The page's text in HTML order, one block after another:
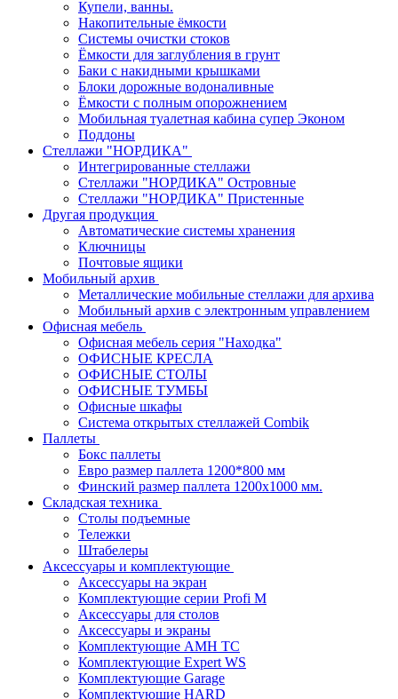
Купели, ванны.
Накопительные ёмкости
Системы очистки стоков
Ёмкости для заглубления в грунт
Баки с накидными крышками
Блоки дорожные водоналивные
Ёмкости с полным опорожнением
Мобильная туалетная кабина супер Эконом
Поддоны
Стеллажи "НОРДИКА"
Интегрированные стеллажи
Стеллажи "НОРДИКА" Островные
Стеллажи "НОРДИКА" Пристенные
Другая продукция
Автоматические системы хранения
Ключницы
Почтовые ящики
Мобильный архив
Металлические мобильные стеллажи для архива
Мобильный архив с электронным управлением
Офисная мебель
Офисная мебель серия "Находка"
ОФИСНЫЕ КРЕСЛА
ОФИСНЫЕ СТОЛЫ
ОФИСНЫЕ ТУМБЫ
Офисные шкафы
Система открытых стеллажей Combik
Паллеты
Бокс паллеты
Евро размер паллета 1200*800 мм
Финский размер паллета 1200х1000 мм.
Складская техника
Столы подъемные
Тележки
Штабелеры
Аксессуары и комплектующие
Аксессуары на экран
Комплектующие серии Profi M
Аксессуары для столов
Аксессуары и экраны
Комплектующие AMH TC
Комплектующие Expert WS
Комплектующие Garage
Комплектующие HARD